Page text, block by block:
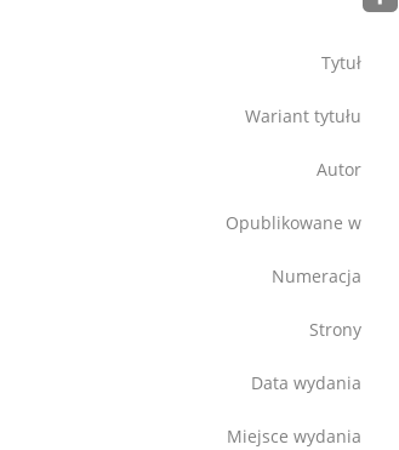
Tytuł
Wariant tytułu
Autor
Opublikowane w
Numeracja
Strony
Data wydania
Miejsce wydania